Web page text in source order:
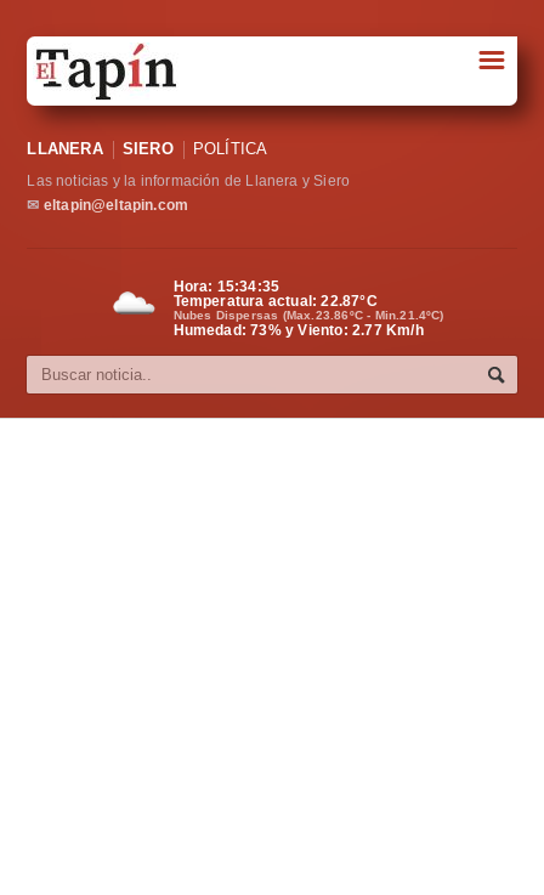
Sociedad
Política
Cultura
☰
LLANERA SIERO POLÍTICA
Las noticias y la información de Llanera y Siero
✉ eltapin@eltapin.com
Hora: 15:34:35
Temperatura actual:22.87°C
Nubes Dispersas (Max.23.86ºC - Min.21.4ºC)
Humedad: 73% y Viento: 2.77 Km/h